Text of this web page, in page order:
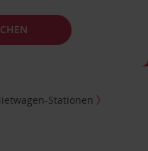
Stationen